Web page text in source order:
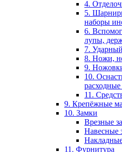
4.
5.
наборы
6.
лупы,
7.
8. Ножи,
9.
10.
11.
9. Крепёжные
10. Замки
Врезные
Навесные
11. Фурнитура